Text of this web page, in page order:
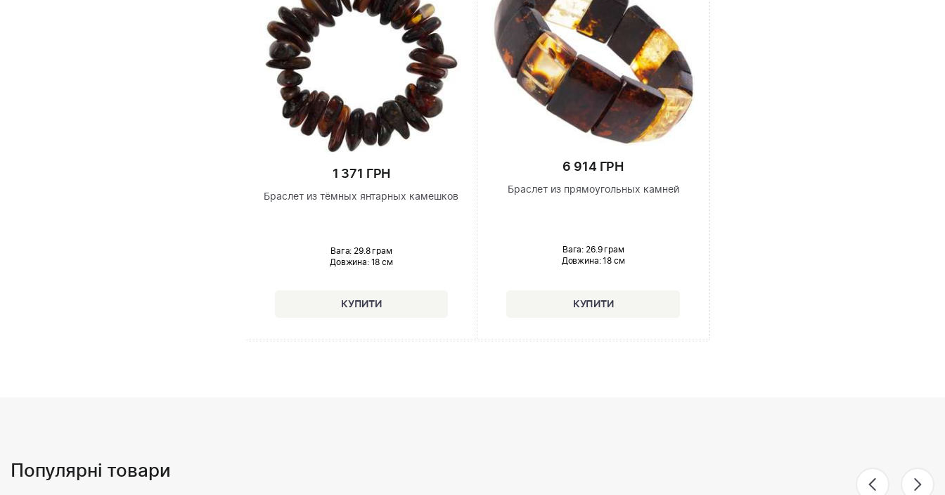
1 371 ГРН
Браслет из тёмных янтарных камешков
Вага: 29.8 грам
Довжина:18 см
6 914 ГРН
Браслет из прямоугольных камней
Вага: 26.9 грам
Довжина:18 см
Популярні товари